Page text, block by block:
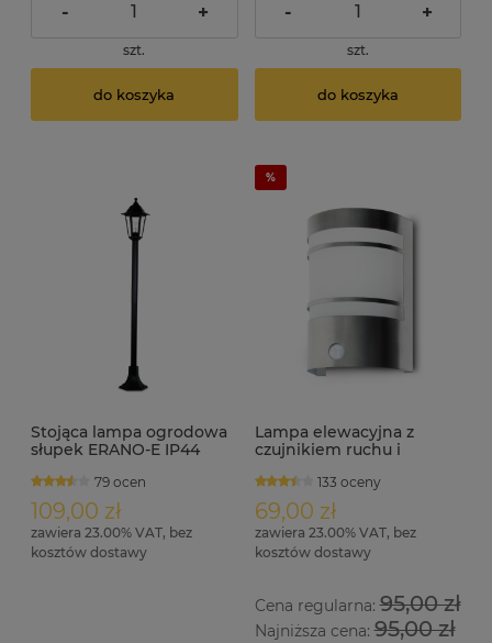
- +
szt.
do koszyka
- +
szt.
do koszyka
Stojąca lampa ogrodowa
słupek ERANO-E IP44
79 ocen
109,00 zł
zawiera 23.00% VAT, bez
kosztów dostawy
Lampa elewacyjna z
czujnikiem ruchu i
nierdzewna IP44 MEGAN
S
133 oceny
69,00 zł
zawiera 23.00% VAT, bez
kosztów dostawy
Cena regularna:95,00 zł
Najniższa cena:95,00 zł